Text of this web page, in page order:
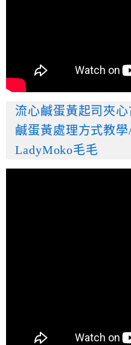
流心鹹蛋黃起司夾
鹹蛋黃處理方式教學
LadyMoko毛毛